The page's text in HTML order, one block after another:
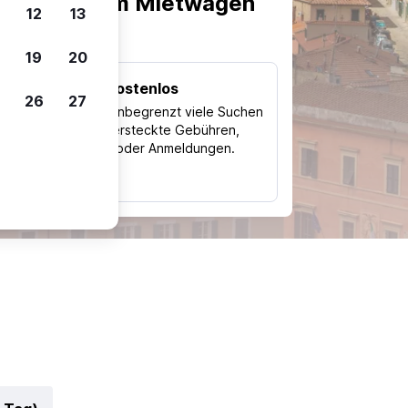
Kostenlos
Nutze unbegrenzt viele Suchen
ohne versteckte Gebühren,
Kosten oder Anmeldungen.
12 13
19 20
26 27